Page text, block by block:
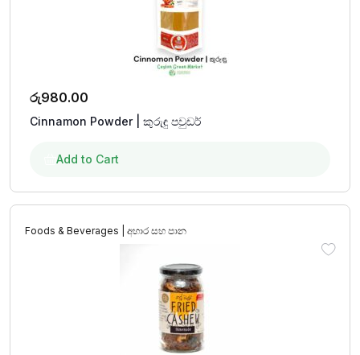
රු980.00
Cinnamon Powder | කුරුඳු පවුඩර්
Add to Cart
Foods & Beverages | අහාර සහ පාන